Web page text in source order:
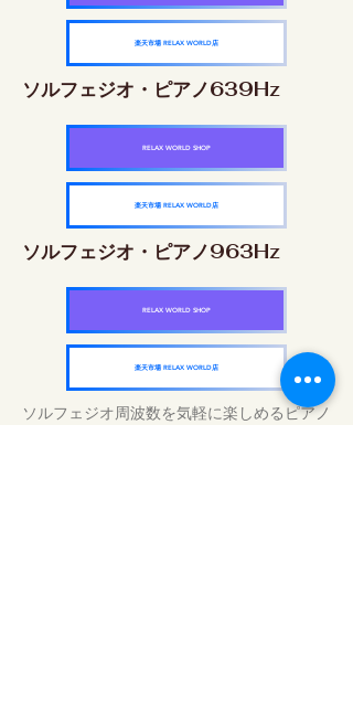
楽天市場 RELAX WORLD店
ソルフェジオ・ピアノ639Hz
RELAX WORLD SHOP
楽天市場 RELAX WORLD店
ソルフェジオ・ピアノ963Hz
RELAX WORLD SHOP
楽天市場 RELAX WORLD店
ソルフェジオ周波数を気軽に楽しめるピアノ